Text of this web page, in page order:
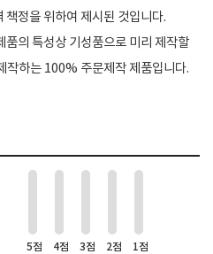
책정을 위하여 제시된 것입니다.
품의 특성상 기성품으로 미리 제작할
작하는 100% 주문제작 제품입니다.
5점 4점 3점 2점 1점